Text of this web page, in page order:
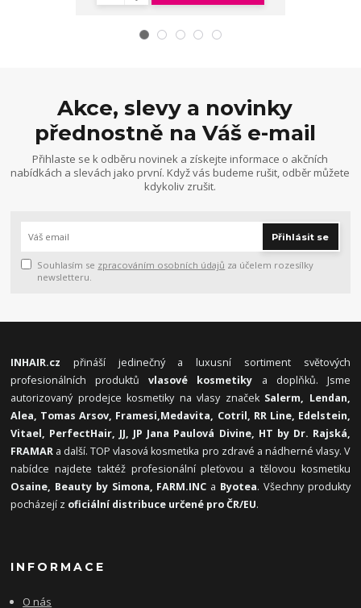
Akce, slevy a novinky
přednostně na Váš e-mail
Přihlaste se k odběru novinek a získejte informace o akčních
nabídkách a slevách jako první. Když vás budeme rušit, odběr můžete
kdykoliv zrušit.
Přihlásit se
Souhlasím se zpracováním osobních údajů za účelem rozesílky
newsletteru.
INHAIR.cz přináší jedinečný a luxusní sortiment světových
profesionálních produktůvlasové kosmetiky a doplňků. Jsme
autorizovaný prodejce kosmetiky na vlasy značek Salerm, Lendan,
Alea, Tomas Arsov, Framesi,Medavita, Cotril, RR Line, Edelstein,
Vitael, PerfectHair, JJ, JP Jana Paulová Divine, HT by Dr. Rajská,
FRAMAR a další. TOP vlasová kosmetika pro zdravé a nádherné vlasy. V
nabídce najdete taktéž profesionální pleťovou a tělovou kosmetiku
Osaine, Beauty by Simona, FARM.INC a Byotea. Všechny produkty
pocházejí z oficiální distribuce určené pro ČR/EU.
INFORMACE
O nás